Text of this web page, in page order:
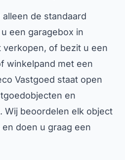
de standaard
een garagebox in
verkopen, of bezit u een
winkelpand met een
Vastgoed staat open
en
Wij beoordelen elk object
doen u graag een